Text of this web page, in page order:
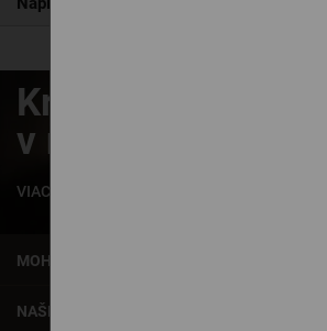
Krásne zaspávanie
v našich posteliach
VIAC INFORMÁCIÍ
MOHLO BY VÁS ZAUJÍMAŤ
NAŠE SLUŽBY